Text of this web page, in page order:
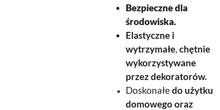
Bezpieczne dla
środowiska.
Elastyczne i
wytrzymałe, chętnie
wykorzystywane
przez dekoratorów.
Doskonałedo użytku
domowego oraz